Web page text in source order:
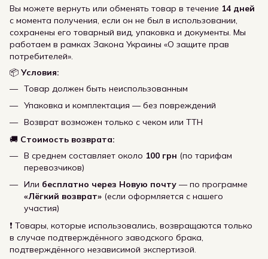
Вы можете вернуть или обменять товар в течение 14 дней
с момента получения, если он не был в использовании,
сохранены его товарный вид, упаковка и документы. Мы
работаем в рамках Закона Украины «О защите прав
потребителей».
📦 Условия:
Товар должен быть неиспользованным
Упаковка и комплектация — без повреждений
Возврат возможен только с чеком или ТТН
🚚 Стоимость возврата:
В среднем составляет около 100 грн (по тарифам
перевозчиков)
Или бесплатно через Новую почту — по программе
«Лёгкий возврат» (если оформляется с нашего
участия)
❗ Товары, которые использовались, возвращаются только
в случае подтверждённого заводского брака,
подтверждённого независимой экспертизой.